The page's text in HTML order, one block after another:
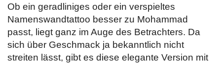
Ob ein geradliniges oder ein verspieltes
Namenswandtattoo besser zu Mohammad
passt, liegt ganz im Auge des Betrachters. Da
sich über Geschmack ja bekanntlich nicht
streiten lässt, gibt es diese elegante Version mit